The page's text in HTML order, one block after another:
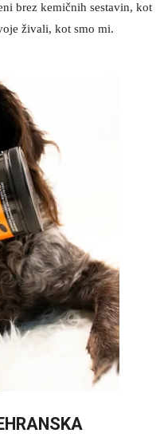
brez kemičnih sestavin, kot
živali, kot smo mi.